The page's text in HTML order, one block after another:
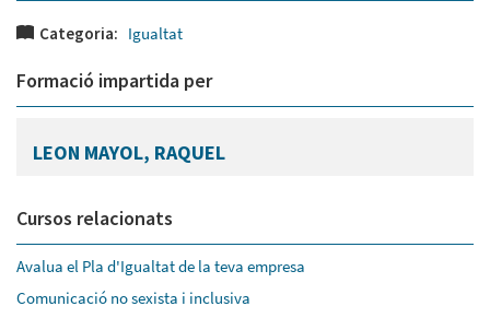
Categoria: Igualtat
Formació impartida per
LEON MAYOL, RAQUEL
Cursos relacionats
Avalua el Pla d'Igualtat de la teva empresa
Comunicació no sexista i inclusiva